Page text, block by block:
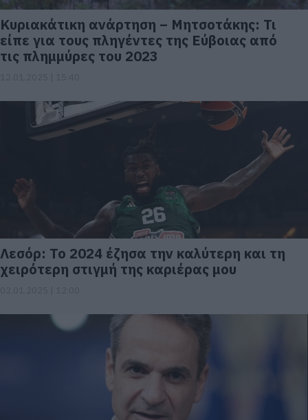
Κυριακάτικη ανάρτηση – Μητσοτάκης: Τι
είπε για τους πληγέντες της Εύβοιας από
τις πλημμύρες του 2023
Λεσόρ: Το 2024 έζησα την καλύτερη και τη
χειρότερη στιγμή της καριέρας μου